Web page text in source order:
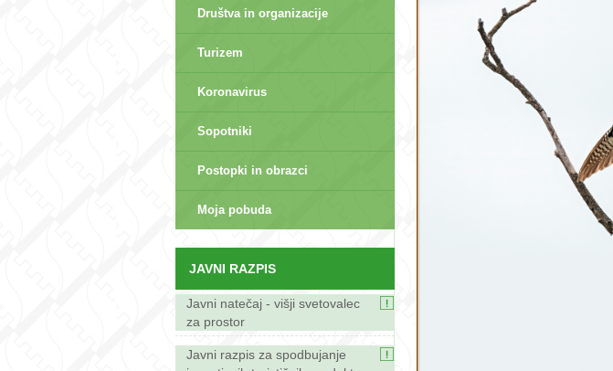
Društva in organizacije
Turizem
Koronavirus
Sopotniki
Postopki in obrazci
Moja pobuda
JAVNI RAZPIS
Javni natečaj - višji svetovalec
za prostor
Javni razpis za spodbujanje